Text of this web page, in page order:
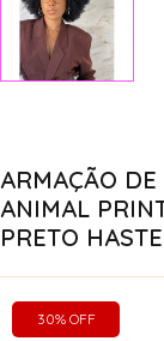
ARMAÇÃO
ANIMAL
PRETO
30% OFF